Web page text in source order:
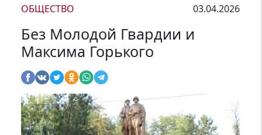
ОБЩЕСТВО 03.04.2026
Без Молодой Гвардии и
Максима Горького